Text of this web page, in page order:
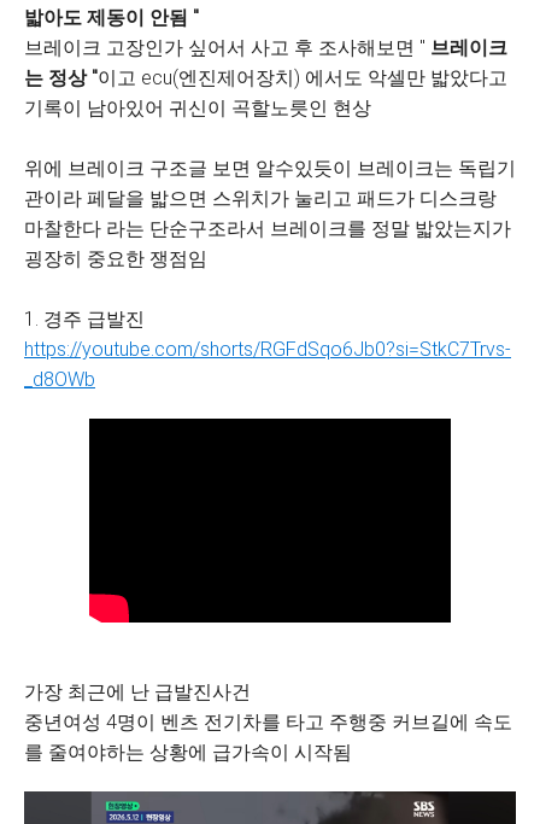
밟아도 제동이 안됨 "
브레이크 고장인가 싶어서 사고 후 조사해보면 " 브레이크
는 정상 "이고 ecu(엔진제어장치) 에서도 악셀만 밟았다고
기록이 남아있어 귀신이 곡할노릇인 현상
위에 브레이크 구조글 보면 알수있듯이 브레이크는 독립기
관이라 페달을 밟으면 스위치가 눌리고 패드가 디스크랑
마찰한다 라는 단순구조라서 브레이크를 정말 밟았는지가
굉장히 중요한 쟁점임
1. 경주 급발진
https://youtube.com/shorts/RGFdSqo6Jb0?si=StkC7Trvs-
_d8OWb
가장 최근에 난 급발진사건
중년여성 4명이 벤츠 전기차를 타고 주행중 커브길에 속도
를 줄여야하는 상황에 급가속이 시작됨